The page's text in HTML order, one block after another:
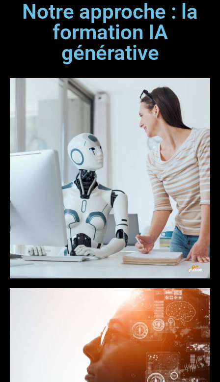
Notre approche : la
formation IA
générative